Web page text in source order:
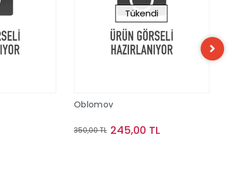
Tükendi
Oblomov
350,00 TL 245,00 TL